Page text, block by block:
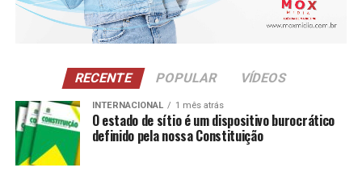
de violência doméstica, oferecendo proteção
integral e apoio à autoestima.
NCI: Atividades para pessoas com 60 anos ou
mais, estimulando a construção e reconstrução de
suas histórias e vivências.
CCAS
: Ambiente de convivência para crianças e
adolescentes, abrangendo desde jogos até cultura
RECENTE POPULAR VÍDEOS
INTERNACIONAL 1 mês atrás
O estado de sítio é um dispositivo burocrático
definido pela nossa Constituição